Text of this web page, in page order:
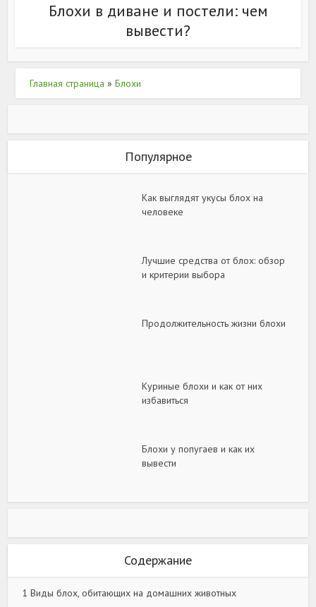
Блохи в диване и постели: чем
вывести?
Главная страница » Блохи
Популярное
Как выглядят укусы блох на
человеке
Лучшие средства от блох: обзор
и критерии выбора
Продолжительность жизни блохи
Куриные блохи и как от них
избавиться
Блохи у попугаев и как их
вывести
Содержание
1 Виды блох, обитающих на домашних животных